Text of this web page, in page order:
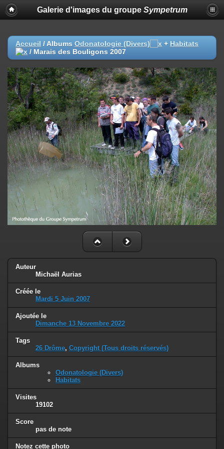
Galerie d'images du groupe Sympetrum
Accueil / Albums Odonatologie (Divers) + Habitats
/ Marais des Bouligons 2007
Auteur
Michaël Aurias
Créée le
Mardi 5 Juin 2007
Ajoutée le
Dimanche 13 Novembre 2022
Tags
26 Drôme, Copyright (Tous droits réservés)
Albums
Odonatologie (Divers)
Habitats
Visites
19102
Score
pas de note
Notez cette photo